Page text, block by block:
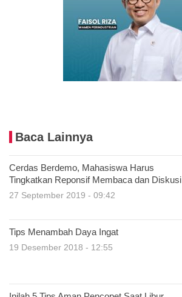
Baca Lainnya
Cerdas Berdemo, Mahasiswa Harus
Tingkatkan Reponsif Membaca dan Diskusi
27 September 2019 - 09:42
Tips Menambah Daya Ingat
19 Desember 2018 - 12:55